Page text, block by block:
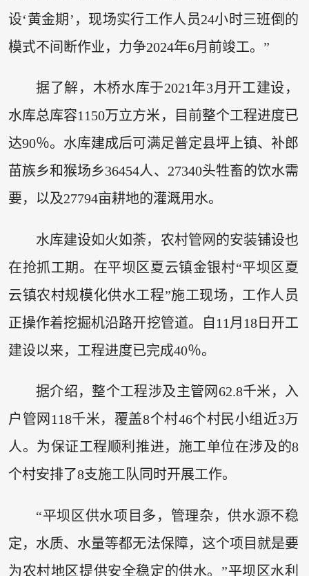
设‘黄金期’，现场实行工作人员24小时三班倒的
模式不间断作业，力争2024年6月前竣工。”
据了解，木桥水库于2021年3月开工建设，
水库总库容1150万立方米，目前整个工程进度已
达90％。水库建成后可满足普定县坪上镇、补郎
苗族乡和猴场乡36454人、27340头牲畜的饮水需
要，以及27794亩耕地的灌溉用水。
水库建设如火如荼，农村管网的安装铺设也
在抢抓工期。在平坝区夏云镇金银村“平坝区夏
云镇农村规模化供水工程”施工现场，工作人员
正操作着挖掘机沿路开挖管道。自11月18日开工
建设以来，工程进度已完成40％。
据介绍，整个工程涉及主管网62.8千米，入
户管网118千米，覆盖8个村46个村民小组近3万
人。为保证工程顺利推进，施工单位在涉及的8
个村安排了8支施工队同时开展工作。
“平坝区供水项目多，管理杂，供水源不稳
定，水质、水量等都无法保障，这个项目就是要
为农村地区提供安全稳定的供水。”平坝区水利